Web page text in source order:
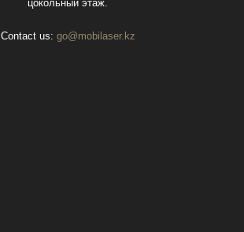
цокольный этаж.
Contact us: go@mobilaser.kz